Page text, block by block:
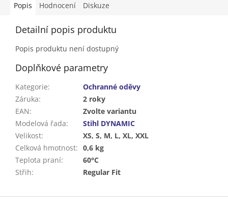
Popis Hodnocení Diskuze
Detailní popis produktu
Popis produktu není dostupný
Doplňkové parametry
Kategorie:
Ochranné oděvy
Záruka:
2 roky
EAN:
Zvolte variantu
Modelová řada:
Stihl DYNAMIC
Velikost:
XS, S, M, L, XL, XXL
Celková hmotnost: 0,6 kg
Teplota praní:
60°C
Střih: Regular Fit
Z